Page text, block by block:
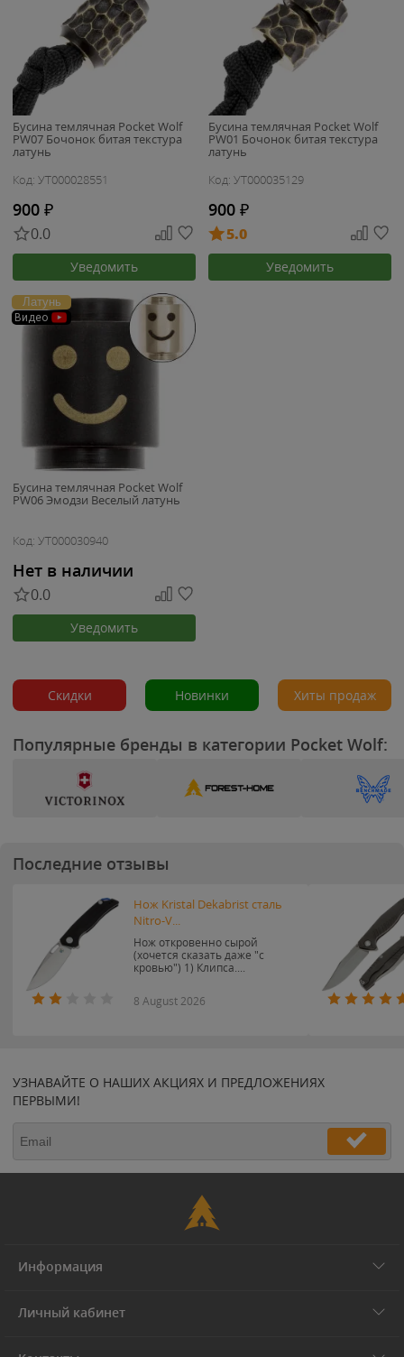
Бусина темлячная Pocket Wolf
PW07 Бочонок битая текстура
латунь
Код: УТ000028551
900 ₽
0.0
Уведомить
Бусина темлячная Pocket Wolf
PW01 Бочонок битая текстура
латунь
Код: УТ000035129
900 ₽
5.0
Уведомить
Латунь
Видео
Бусина темлячная Pocket Wolf
PW06 Эмодзи Веселый латунь
Код: УТ000030940
Нет в наличии
0.0
Уведомить
Скидки Новинки Хиты продаж
Популярные бренды в категории Pocket Wolf:
Последние отзывы
Нож Kristal Dekabrist сталь
Nitro-V...
Нож откровенно сырой
(хочется сказать даже "с
кровью") 1) Клипса....
8 August 2026
УЗНАВАЙТЕ О НАШИХ АКЦИЯХ И ПРЕДЛОЖЕНИЯХ
ПЕРВЫМИ!
Информация
Личный кабинет